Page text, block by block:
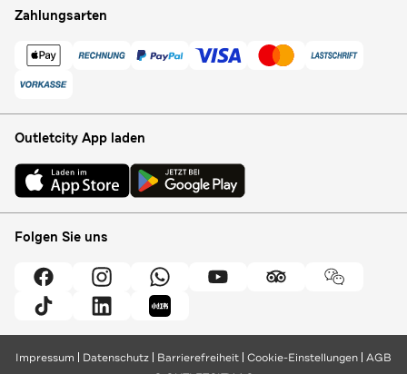
Zahlungsarten
Outletcity App laden
Folgen Sie uns
Impressum Datenschutz Barrierefreiheit Cookie-Einstellungen AGB